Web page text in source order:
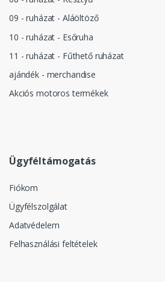
09 - ruházat - Aláöltöző
10 - ruházat - Esőruha
11 - ruházat - Fűthető ruházat
ajándék - merchandise
Akciós motoros termékek
Ügyféltámogatás
Fiókom
Ügyfélszolgálat
Adatvédelem
Felhasználási feltételek